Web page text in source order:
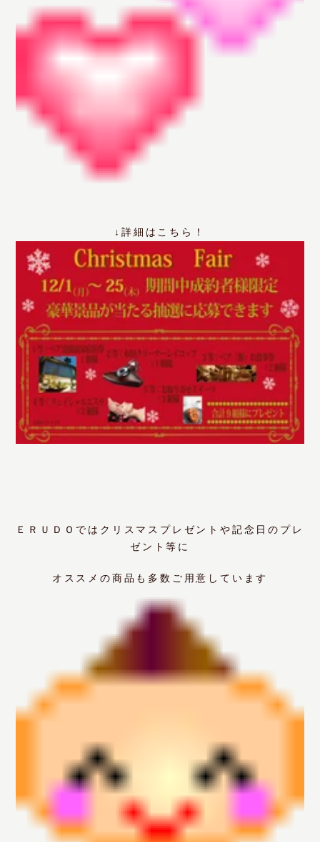
↓詳細はこちら！
ＥＲＵＤＯではクリスマスプレゼントや記念日のプレ
ゼント等に
オススメの商品も多数ご用意しています